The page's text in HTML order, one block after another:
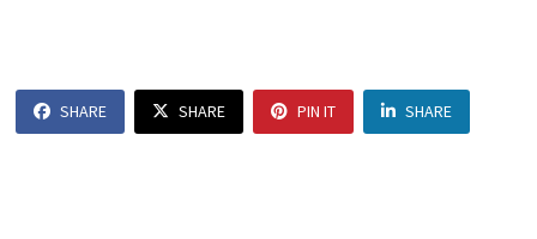
SHARE SHARE PIN IT SHARE